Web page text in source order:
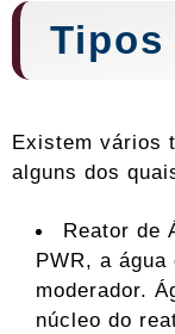
Tipos
Existem vários
alguns dos
Reator de
PWR, a
moderador.
núcleo do